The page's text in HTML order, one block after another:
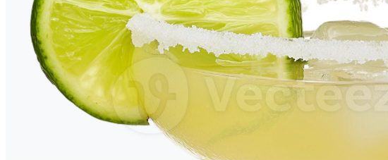
Images Éditoriales
Événements Éditoriaux